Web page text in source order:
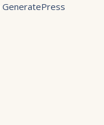
GeneratePress